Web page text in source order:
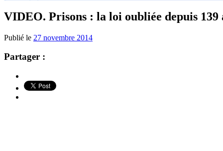
VIDEO. Prisons : la loi oubliée depuis 139
Publié le 27 novembre 2014
Partager :